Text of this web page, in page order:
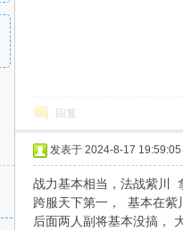
回复
发表于 2024-8-17 19:59:05
战力基本相当，法战紫川
跨服天下第一， 基本在紫
后面两人副将基本没搞，